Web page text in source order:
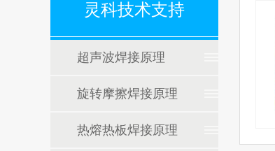
灵科技术支持
超声波焊接原理
旋转摩擦焊接原理
热熔热板焊接原理